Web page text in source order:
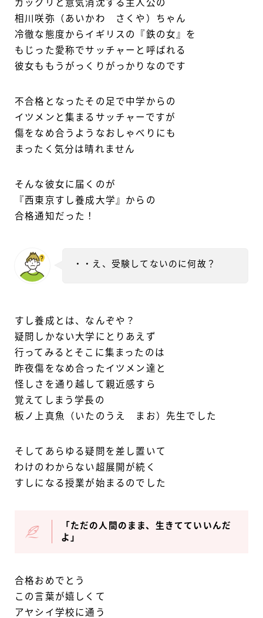
ガックリと意気消沈する主人公の
相川咲弥（あいかわ さくや）ちゃん
冷徹な態度からイギリスの『鉄の女』を
もじった愛称でサッチャーと呼ばれる
彼女ももうがっくりがっかりなのです
不合格となったその足で中学からの
イツメンと集まるサッチャーですが
傷をなめ合うようなおしゃべりにも
まったく気分は晴れません
そんな彼女に届くのが
『西東京すし養成大学』からの
合格通知だった！
・・え、受験してないのに何故？
すし養成とは、なんぞや？
疑問しかない大学にとりあえず
行ってみるとそこに集まったのは
昨夜傷をなめ合ったイツメン達と
怪しさを通り越して親近感すら
覚えてしまう学長の
板ノ上真魚（いたのうえ まお）先生でした
そしてあらゆる疑問を差し置いて
わけのわからない超展開が続く
すしになる授業が始まるのでした
「ただの人間のまま、生きてていいんだ
よ」
合格おめでとう
この言葉が嬉しくて
アヤシイ学校に通う